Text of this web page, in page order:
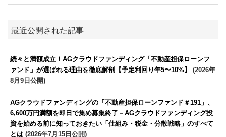
最近公開された記事
続々と満額成立！AGクラウドファンディング「不動産担保ローンフ
ァンド」が選ばれる理由を徹底解剖【予定利回り年5〜10%】
(2026年
8月9日公開)
AGクラウドファンディングの「不動産担保ローンファンド＃191」、
6,600万円満額を即日で集め募集終了－AGクラウドファンディング投
資を始める前に知っておきたい「仕組み・税金・分散戦略」のすべて
とは (2026年7月15日公開)